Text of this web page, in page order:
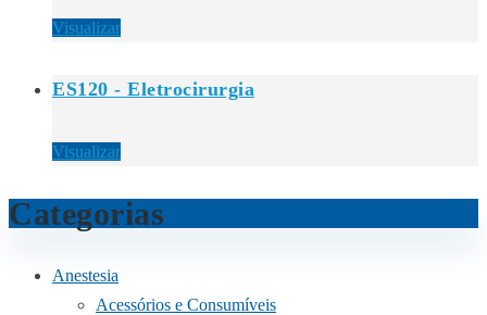
Visualizar
ES120 - Eletrocirurgia
Visualizar
Categorias
Anestesia
Acessórios e Consumíveis